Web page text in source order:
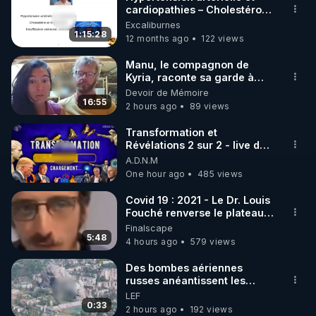
🌱 INSTAGRAM
https://www.instagram.com/rdlr_thierrycasasnovas/
http://rgnr.li/instagram
🌱 LA NEWSLETTER
Pour ne pas rater l’actualité RGNR (stages,
http://rgnr.li/news
🌱 VIDÉOS NON CENSURÉES SUR ODYSEE
Toutes les vidéos Youtube sont aussi sur la
http://rgnr.li/odysee
🌱 LES STAGES EN PRÉSENTIEL
http://rgnr.li/stages
1:15:28
cardiopathies – Cholestérol
et triglycérides –
Insuffisance veineuse ...
Excaliburnes
12 months ago
122 views
16:55
Manu, le compagnon de
Kyria, raconte sa garde à
vue musclée. PARTAGEZ!
Devoir de Mémoire
2 hours ago
89 views
Transformation et
Révélations 2 sur 2 - live du
07/08/26
A.D.N.M
One hour ago
485 views
5:48
Covid 19 : 2021 - Le Dr. Louis
Fouché renverse le plateau
de CNews !
Finalscape
4 hours ago
579 views
0:33
Des bombes aériennes
russes anéantissent les
centres de contrôle de
drones de 3 brigades
LEF
2 hours ago
192 views